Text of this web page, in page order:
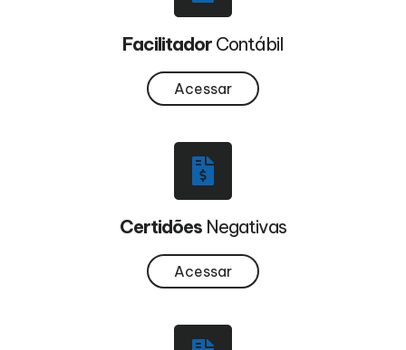
Facilitador Contábil
Acessar
Certidões Negativas
Acessar